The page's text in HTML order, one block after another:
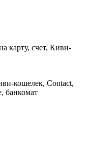
карту, счет, Киви-
кошелек, Contact,
банкомат